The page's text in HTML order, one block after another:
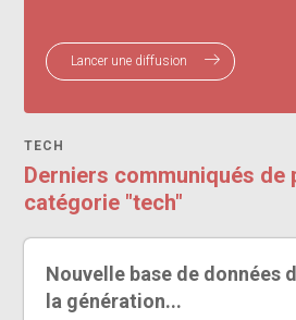
Lancer une diffusion
TECH
Derniers communiqués de
catégorie "tech"
Nouvelle base de données
la génération...